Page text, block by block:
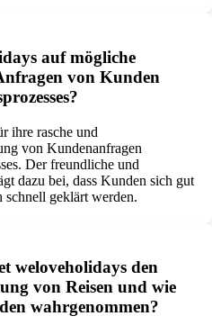
auf mögliche
von Kunden
ihre rasche und
von Kundenanfragen
Der freundliche und
dazu bei, dass Kunden sich gut
schnell geklärt werden.
weloveholidays den
von Reisen und wie
wahrgenommen?